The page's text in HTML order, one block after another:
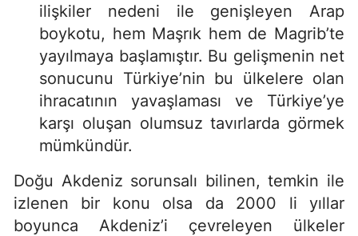
ilişkiler nedeni ile genişleyen Arap
boykotu, hem Maşrık hem de Magrib’te
yayılmaya başlamıştır. Bu gelişmenin net
sonucunu Türkiye’nin bu ülkelere olan
ihracatının yavaşlaması ve Türkiye’ye
karşı oluşan olumsuz tavırlarda görmek
mümkündür.
Doğu Akdeniz sorunsalı bilinen, temkin ile
izlenen bir konu olsa da 2000 li yıllar
boyunca Akdeniz’i çevreleyen ülkeler